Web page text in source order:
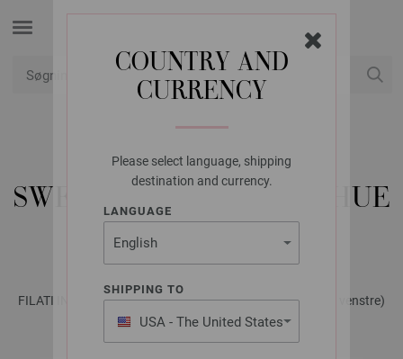
COUNTRY AND
CURRENCY
Please select language, shipping
destination and currency.
LANGUAGE
SHIPPING TO
USA - The United States
of America
LANA GROSSA
SWEATER, BUKSER OG HUE
COOL WOOL BABY
FILATI INFANTI Udgave 10 (DK) | Model 15, 16 & 17 (Baby venstre)